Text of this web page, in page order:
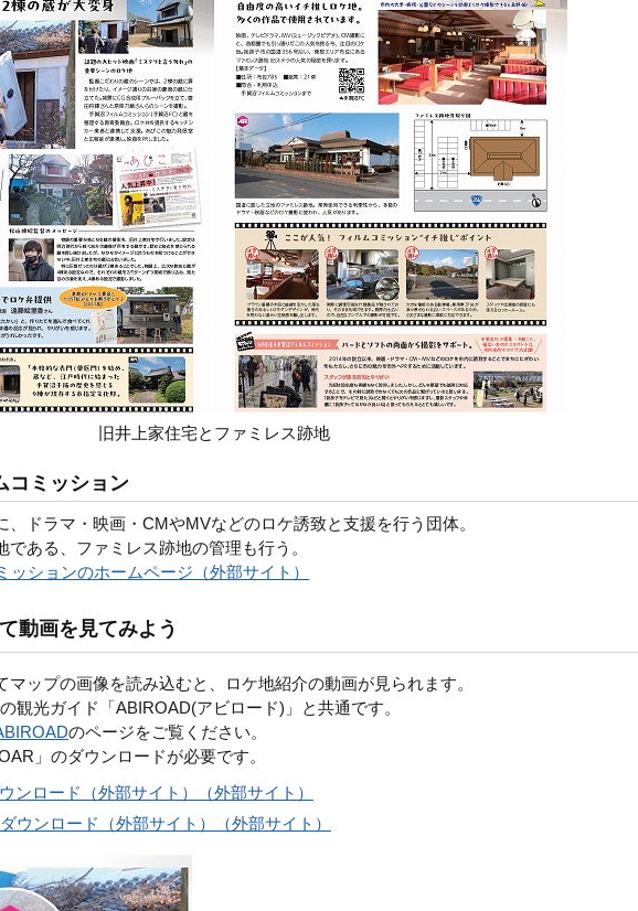
旧井上家住宅とファミレス跡地
コミッション
、ドラマ・映画・CMやMVなどのロケ誘致と支援を行う団体。
である、ファミレス跡地の管理も行う。
ッションのホームページ（外部サイト）
動画を見てみよう
マップの画像を読み込むと、ロケ地紹介の動画が見られます。
観光ガイド「ABIROAD(アビロード)」と共通です。
のページをご覧ください。
」のダウンロードが必要です。
ンロード（外部サイト）（外部サイト）
ウンロード（外部サイト）（外部サイト）